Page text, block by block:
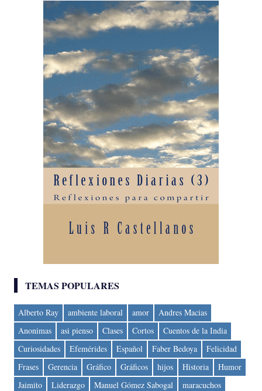
TEMAS POPULARES
Alberto Ray ambiente laboral amor
Andres Macias
Anonimas
asi pienso Clases Cortos
Cuentos de la India
Curiosidades
Efemérides Español Faber Bedoya
Felicidad
Frases
Gerencia Gráfico Gráficos hijos Historia
Humor
Jaimito
Liderazgo Manuel Gómez Sabogal
maracuchos